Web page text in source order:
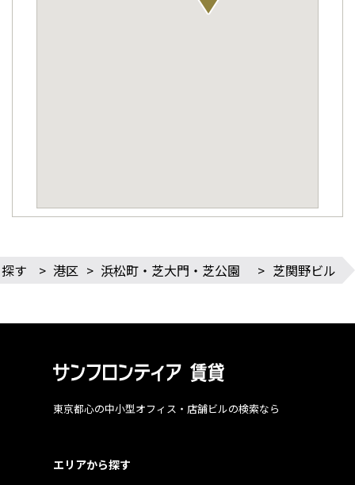
す > 港区 > 浜松町・芝大門・芝公園 > 芝関野ビル
東京都心の中小型オフィス・店舗ビルの検索なら
エリアから探す